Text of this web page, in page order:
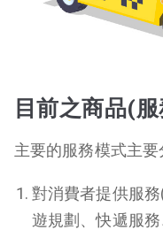
目前之商品(
主要的服務模式主要
對消費者提供服
遊規劃、快遞服